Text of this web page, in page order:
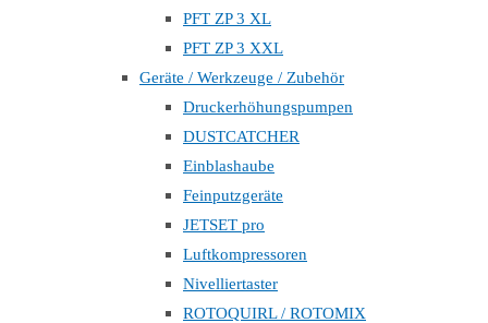
PFT ZP 3 XL
PFT ZP 3 XXL
Geräte / Werkzeuge / Zubehör
Druckerhöhungspumpen
DUSTCATCHER
Einblashaube
Feinputzgeräte
JETSET pro
Luftkompressoren
Nivelliertaster
ROTOQUIRL / ROTOMIX